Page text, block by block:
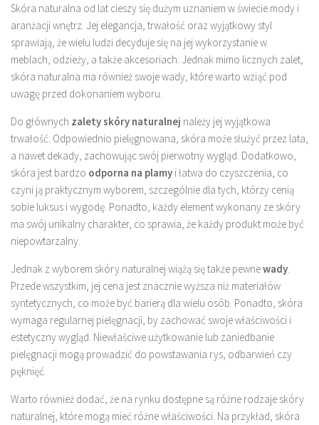
Skóra naturalna od lat cieszy się dużym uznaniem w świecie mody i
aranżacji wnętrz. Jej elegancja, trwałość oraz wyjątkowy styl
sprawiają, że wielu ludzi decyduje się na jej wykorzystanie w
meblach, odzieży, a także akcesoriach. Jednak mimo licznych zalet,
skóra naturalna ma również swoje wady, które warto wziąć pod
uwagę przed dokonaniem wyboru.
Do głównych zalety skóry naturalnej należy jej wyjątkowa
trwałość. Odpowiednio pielęgnowana, skóra może służyć przez lata,
a nawet dekady, zachowując swój pierwotny wygląd. Dodatkowo,
skóra jest bardzo odporna na plamy i łatwa do czyszczenia, co
czyni ją praktycznym wyborem, szczególnie dla tych, którzy cenią
sobie luksus i wygodę. Ponadto, każdy element wykonany ze skóry
ma swój unikalny charakter, co sprawia, że każdy produkt może być
niepowtarzalny.
Jednak z wyborem skóry naturalnej wiążą się także pewnewady
Przede wszystkim, jej cena jest znacznie wyższa niż materiałów
syntetycznych, co może być barierą dla wielu osób. Ponadto, skóra
wymaga regularnej pielęgnacji, by zachować swoje właściwości i
estetyczny wygląd. Niewłaściwe użytkowanie lub zaniedbanie
pielęgnacji mogą prowadzić do powstawania rys, odbarwień czy
pęknięć.
Warto również dodać, że na rynku dostępne są różne rodzaje skóry
naturalnej, które mogą mieć różne właściwości. Na przykład, skóra